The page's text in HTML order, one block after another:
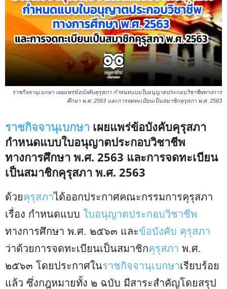
ราชกิจจานุเบกษา เผยแพร่ข้อบังคับคุรุสภา กำหนดแบบใบอนุญาตประกอบวิชาชีพทางการ
ศึกษา พ.ศ. 2563 และการจดทะเบียนเป็นสมาชิกคุรุสภา พ.ศ. 2563
ราชกิจจานุเบกษา เผยแพร่ข้อบังคับคุรุสภา
กำหนดแบบใบอนุญาตประกอบวิชาชีพ
ทางการศึกษา พ.ศ. 2563 และการจดทะเบียน
เป็นสมาชิกคุรุสภา พ.ศ. 2563
ด้วยคุรุสภาได้ออกประกาศคณะกรรมการคุรุสภา
เรื่อง กําหนดแบบ ใบอนุญาตประกอบวิชาชีพ
ทางการศึกษา พ.ศ. ๒๕๖๓ และข้อบังคับ คุรุสภา
ว่าด้วยการจดทะเบียนเป็นสมาชิกคุรุสภา พ.ศ.
๒๕๖๓ โดยประกาศในราชกิจจานุเบกษาเรียบร้อย
แล้ว ซึ่งกฎหมายทั้ง ๒ ฉบับ มีสาระสําคัญโดยสรุป